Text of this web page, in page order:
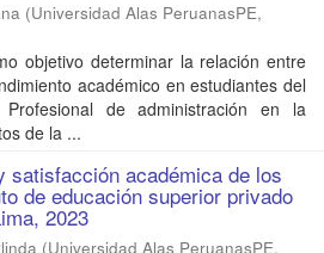
(Universidad Alas PeruanasPE,
objetivo determinar la relación entre
académico en estudiantes del
de administración en la
de la ...
satisfacción académica de los
de educación superior privado
2023
(Universidad Alas PeruanasPE,